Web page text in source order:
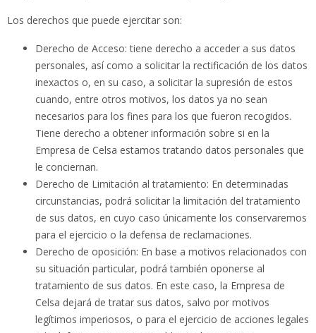
Los derechos que puede ejercitar son:
Derecho de Acceso:tiene derecho a acceder a sus datos
personales, así como a solicitar la rectificación de los datos
inexactos o, en su caso, a solicitar la supresión de estos
cuando, entre otros motivos, los datos ya no sean
necesarios para los fines para los que fueron recogidos.
Tiene derecho a obtener información sobre si en la
Empresa de Celsa estamos tratando datos personales que
le conciernan.
Derecho de Limitación al tratamiento: En determinadas
circunstancias, podrá solicitar la limitación del tratamiento
de sus datos, en cuyo caso únicamente los conservaremos
para el ejercicio o la defensa de reclamaciones.
Derecho de oposición: En base a motivos relacionados con
su situación particular, podrá también oponerse al
tratamiento de sus datos. En este caso, la Empresa de
Celsa dejará de tratar sus datos, salvo por motivos
legítimos imperiosos, o para el ejercicio de acciones legales